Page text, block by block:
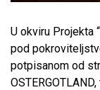
U okviru Projekta
pod
potpisanom od